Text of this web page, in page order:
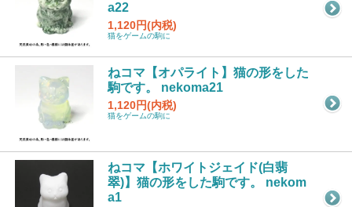
a22
1,120円(内税)
猫をゲームの駒に
ねコマ【オパライト】猫の形をした
駒です。 nekoma21
1,120円(内税)
猫をゲームの駒に
ねコマ【ホワイトジェイド(白翡
翠)】猫の形をした駒です。 nekom
a1